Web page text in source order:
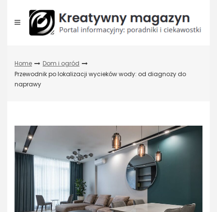
content
Home
Dom i ogród
Przewodnik po lokalizacji wycieków wody: od diagnozy do
naprawy